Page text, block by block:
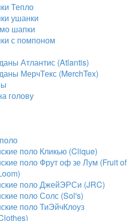
Тепло
ушанки
шапки
с помпоном
Атлантис (Atlantis)
МерчТекс (MerchTex)
голову
поло Кликью (Clique)
поло Фрут оф зе Лум (Fruit of
поло ДжейЭРСи (JRC)
поло Солс (Sol's)
поло ТиЭйчКлоуз